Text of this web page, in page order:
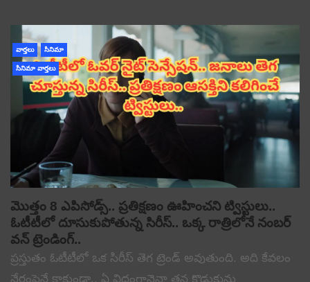
వార్తలు సినిమా
సినిమా వార్తలు
మొత్తం 8 ఎపిసోడ్స్.. ప్రతిక్షణం ఊహించని ట్విస్టులు..
ఓటీటీలో దూసుకుపోతున్న సిరీస్.. ఒక్క రాత్రిలోనే నంబర్
వన్ ట్రెండింగ్..
ప్రస్తుతం ఓటీటీలో ఒక సిరీస్ తెగ ట్రెండ్ అవుతుంది. అది కేవలం
నేరంపైనే కాకుండా.. ఏ విధంగానైనా తన కొడుకును